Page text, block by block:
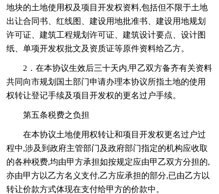
地块的土地使用权及项目开发权资料,包括但不限于土地
出让合同书、红线图、建设用地批准书、建设用地规划
许可证、建筑工程规划许可证、建筑设计要点、设计图
纸、单项开发权批文及资质证等原件资料给乙方。
2．在本协议生效后三十天内,甲乙双方备齐有关资料
共同向市规划国土部门申请办理本协议所指土地的使用
权转让登记手续及项目开发权的更名过户手续。
第五条税费之负担
在本协议土地使用权转让和项目开发权更名过户过
程中,涉及到政府主管部门及政府部门指定的机构应收取
的各种税费,均由甲方承担如按规定应由甲乙双方分担的,
亦由甲方以乙方名义支付,乙方应承担的部分,已由乙方以
转让价款方式体现在支付给甲方的价款中。